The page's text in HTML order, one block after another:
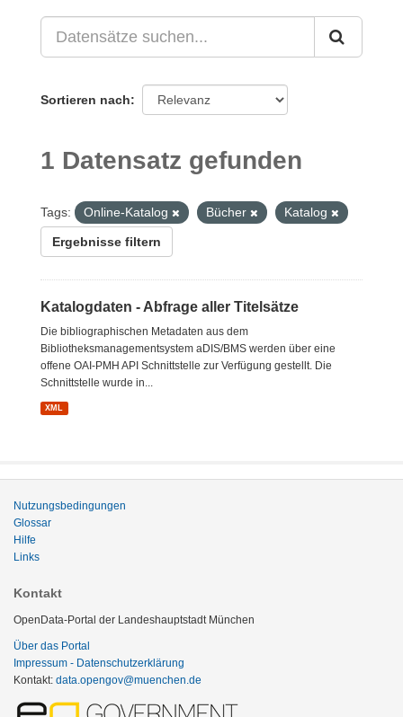
Sortieren nach
1 Datensatz gefunden
Tags: Online-Katalog Bücher Katalog
Ergebnisse filtern
Katalogdaten - Abfrage aller Titelsätze
Die bibliographischen Metadaten aus dem
Bibliotheksmanagementsystem aDIS/BMS werden über eine
offene OAI-PMH API Schnittstelle zur Verfügung gestellt. Die
Schnittstelle wurde in...
XML
Nutzungsbedingungen
Glossar
Hilfe
Links
Kontakt
OpenData-Portal der Landeshauptstadt München
Über das Portal
Impressum - Datenschutzerklärung
Kontakt: data.opengov@muenchen.de